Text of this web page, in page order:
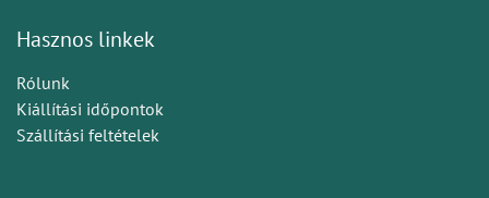
Hasznos linkek
Rólunk
Kiállítási időpontok
Szállítási feltételek